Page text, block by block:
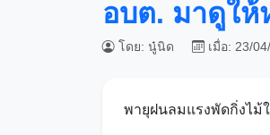
อบต. มาดูให้
โดย: นู๋นิด เมื่อ: 23/
พายุฝนลมแรงพัดกิ่งไม้